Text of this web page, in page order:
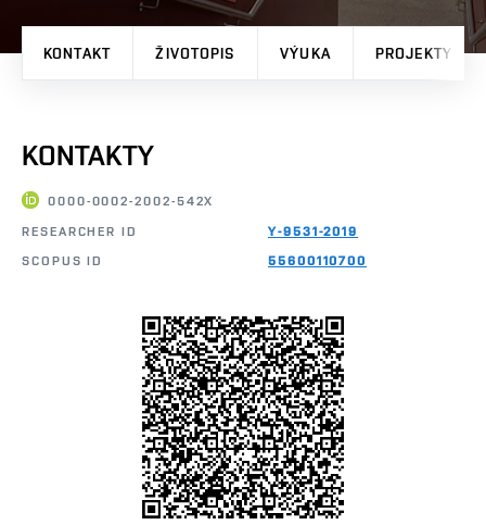
KONTAKT ŽIVOTOPIS VÝUKA PROJEKTY
KONTAKTY
0000-0002-2002-542X
RESEARCHER ID
Y-9531-2019
SCOPUS ID
55600110700